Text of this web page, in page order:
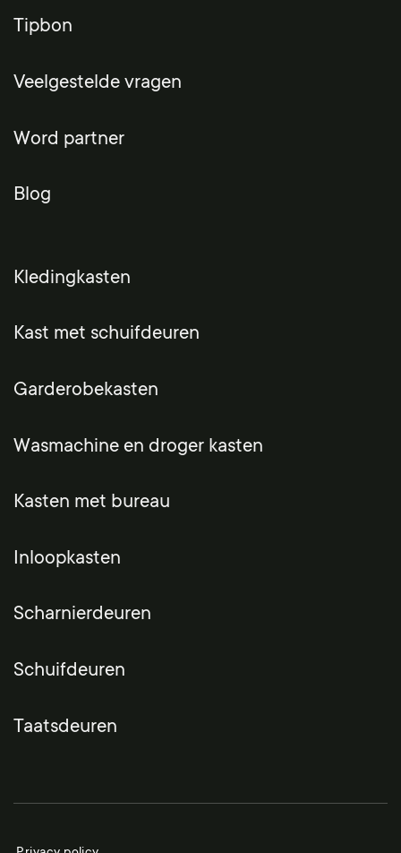
Tipbon
Veelgestelde vragen
Word partner
Blog
Kledingkasten
Kast met schuifdeuren
Garderobekasten
Wasmachine en droger kasten
Kasten met bureau
Inloopkasten
Scharnierdeuren
Schuifdeuren
Taatsdeuren